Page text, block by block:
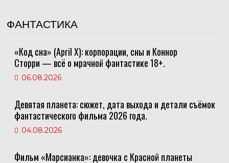
ФАНТАСТИКА
«Код сна» (April X): корпорации, сны и Коннор
Сторри — всё о мрачной фантастике 18+.
06.08.2026
Девятая планета: сюжет, дата выхода и детали съёмок
фантастического фильма 2026 года.
04.08.2026
Фильм «Марсианка»: девочка с Красной планеты